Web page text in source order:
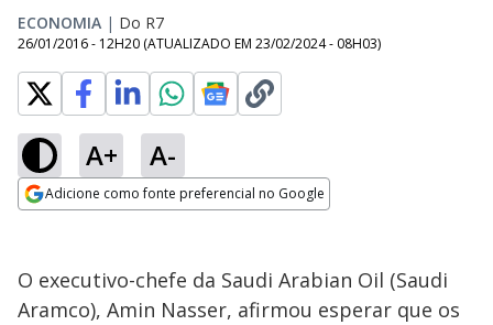
ECONOMIA | Do R7
26/01/2016 - 12H20 (ATUALIZADO EM 23/02/2024 - 08H03)
A+ A-
Adicione como fonte preferencial no Google
O executivo-chefe da Saudi Arabian Oil (Saudi
Aramco), Amin Nasser, afirmou esperar que os